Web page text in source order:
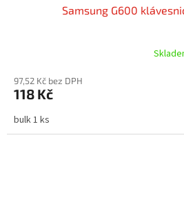
Samsung G600
97,52 Kč bez DPH
118 Kč
bulk 1 ks